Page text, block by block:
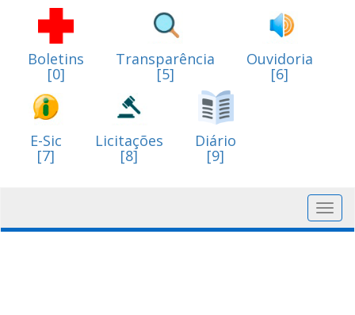
Boletins
[0]
Transparência
[5]
Ouvidoria
[6]
E-Sic
[7]
Licitações
[8]
Diário
[9]